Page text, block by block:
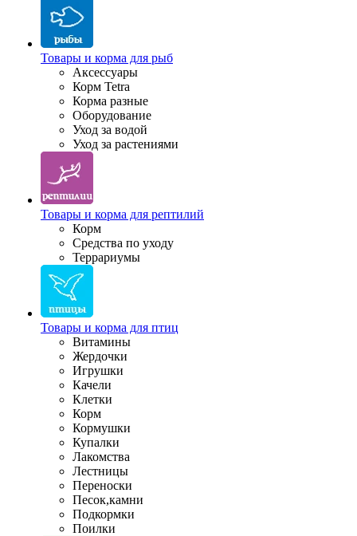
Товары и корма для рыб
Аксессуары
Корм Tetra
Корма разные
Оборудование
Уход за водой
Уход за растениями
Товары и корма для рептилий
Корм
Средства по уходу
Террариумы
Товары и корма для птиц
Витамины
Жердочки
Игрушки
Качели
Клетки
Корм
Кормушки
Купалки
Лакомства
Лестницы
Переноски
Песок,камни
Подкормки
Поилки